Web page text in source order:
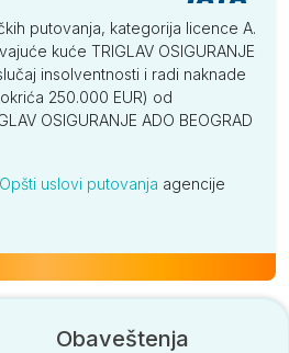
putovanja, kategorija licence A.
kuće TRIGLAV OSIGURANJE
insolventnosti i radi naknade
250.000 EUR) od
OSIGURANJE ADO BEOGRAD
Opšti uslovi putovanja agencije
Obaveštenja